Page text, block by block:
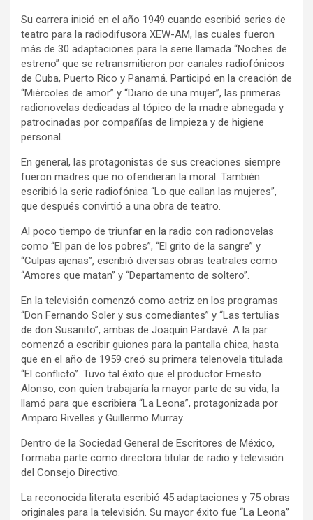
Su carrera inició en el año 1949 cuando escribió series de
teatro para la radiodifusora XEW-AM, las cuales fueron
más de 30 adaptaciones para la serie llamada “Noches de
estreno” que se retransmitieron por canales radiofónicos
de Cuba, Puerto Rico y Panamá. Participó en la creación de
“Miércoles de amor” y “Diario de una mujer”, las primeras
radionovelas dedicadas al tópico de la madre abnegada y
patrocinadas por compañías de limpieza y de higiene
personal.
En general, las protagonistas de sus creaciones siempre
fueron madres que no ofendieran la moral. También
escribió la serie radiofónica “Lo que callan las mujeres”,
que después convirtió a una obra de teatro.
Al poco tiempo de triunfar en la radio con radionovelas
como “El pan de los pobres”, “El grito de la sangre” y
“Culpas ajenas”, escribió diversas obras teatrales como
“Amores que matan” y “Departamento de soltero”.
En la televisión comenzó como actriz en los programas
“Don Fernando Soler y sus comediantes” y “Las tertulias
de don Susanito”, ambas de Joaquín Pardavé. A la par
comenzó a escribir guiones para la pantalla chica, hasta
que en el año de 1959 creó su primera telenovela titulada
“El conflicto”. Tuvo tal éxito que el productor Ernesto
Alonso, con quien trabajaría la mayor parte de su vida, la
llamó para que escribiera “La Leona”, protagonizada por
Amparo Rivelles y Guillermo Murray.
Dentro de la Sociedad General de Escritores de México,
formaba parte como directora titular de radio y televisión
del Consejo Directivo.
La reconocida literata escribió 45 adaptaciones y 75 obras
originales para la televisión. Su mayor éxito fue “La Leona”